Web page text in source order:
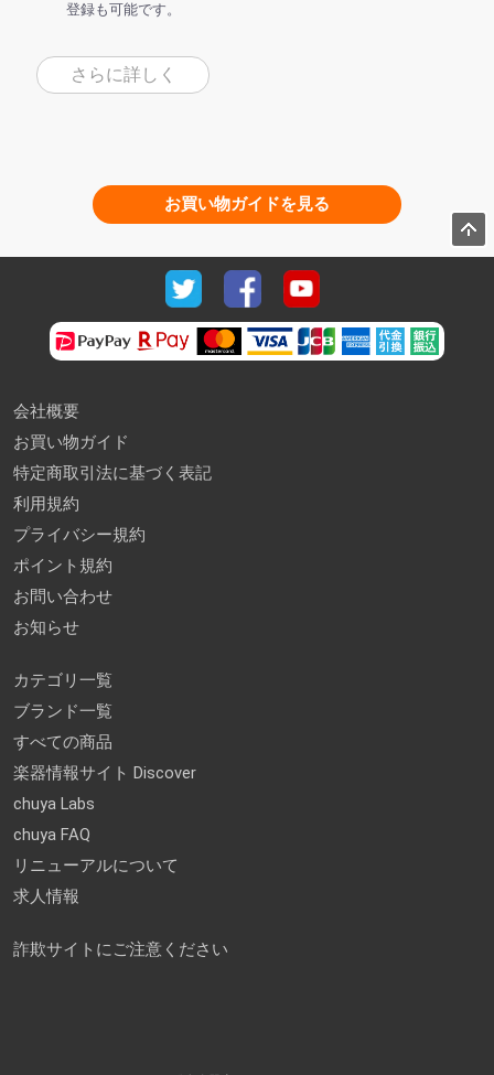
登録も可能です。
さらに詳しく
お買い物ガイドを見る
会社概要
お買い物ガイド
特定商取引法に基づく表記
利用規約
プライバシー規約
ポイント規約
お問い合わせ
お知らせ
カテゴリ一覧
ブランド一覧
すべての商品
楽器情報サイト Discover
chuya Labs
chuya FAQ
リニューアルについて
求人情報
詐欺サイトにご注意ください